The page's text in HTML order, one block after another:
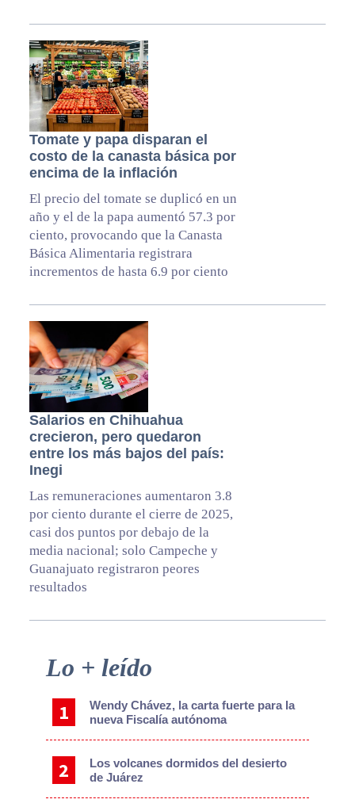
Tomate y papa disparan el
costo de la canasta básica por
encima de la inflación
El precio del tomate se duplicó en un
año y el de la papa aumentó 57.3 por
ciento, provocando que la Canasta
Básica Alimentaria registrara
incrementos de hasta 6.9 por ciento
Salarios en Chihuahua
crecieron, pero quedaron
entre los más bajos del país:
Inegi
Las remuneraciones aumentaron 3.8
por ciento durante el cierre de 2025,
casi dos puntos por debajo de la
media nacional; solo Campeche y
Guanajuato registraron peores
resultados
Primary
Lo + leído
Wendy Chávez, la carta fuerte para la
nueva Fiscalía autónoma
Los volcanes dormidos del desierto
de Juárez